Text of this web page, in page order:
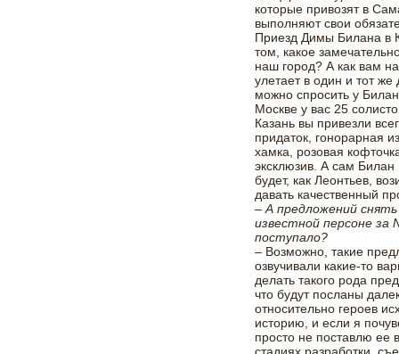
которые привозят в
выполняют свои
Приезд Димы Билана в
том, какое
наш город? А как вам
улетает в один и тот
можно спросить у
Москве у вас 25
Казань вы привезли
придаток, гонорарная
хамка, розовая
эксклюзив. А сам
будет, как Леонтьев,
давать качественный
– А предложений
известной персоне за
поступало?
– Возможно, такие
озвучивали какие-то
делать такого рода
что будут посланы
относительно героев
историю, и если я
просто не поставлю ее